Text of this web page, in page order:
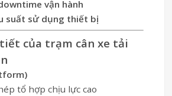
vận hành
suất sử dụng thiết bị
của trạm cân xe tải
tổ hợp chịu lực cao